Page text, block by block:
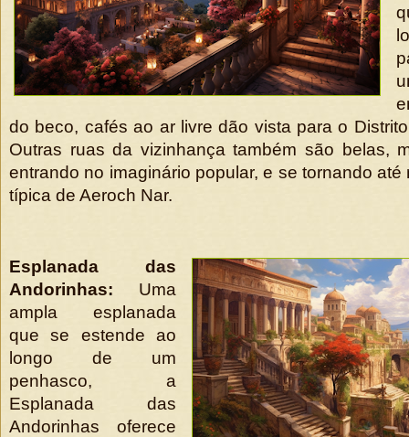
do beco, cafés ao ar livre dão vista para o
Outras ruas da vizinhança também são belas,
entrando no imaginário popular, e se tornando até
típica de Aeroch Nar.
Esplanada das
Andorinhas: Uma
ampla esplanada
que se estende ao
longo de um
penhasco, a
Esplanada das
Andorinhas oferece